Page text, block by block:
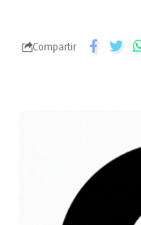
Compartir